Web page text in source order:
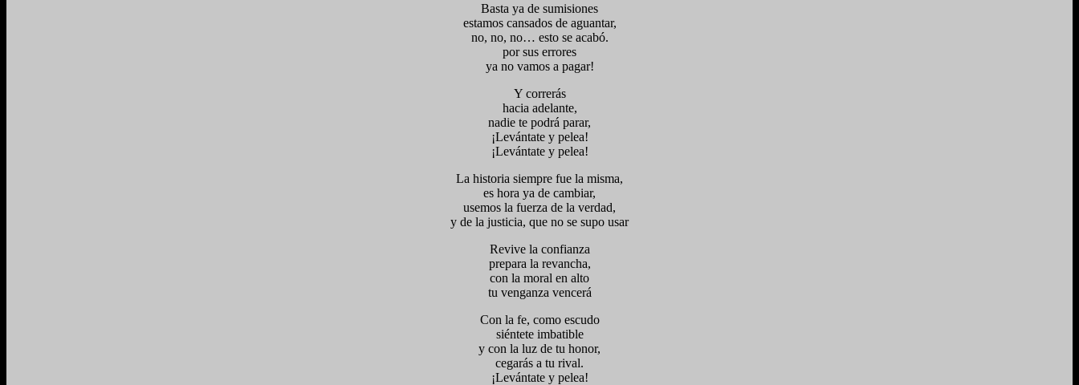
Basta ya de sumisiones
estamos cansados de aguantar,
no, no, no… esto se acabó.
por sus errores
ya no vamos a pagar!
Y correrás
hacia adelante,
nadie te podrá parar,
¡Levántate y pelea!
¡Levántate y pelea!
La historia siempre fue la misma,
es hora ya de cambiar,
usemos la fuerza de la verdad,
y de la justicia, que no se supo usar
Revive la confianza
prepara la revancha,
con la moral en alto
tu venganza vencerá
Con la fe, como escudo
siéntete imbatible
y con la luz de tu honor,
cegarás a tu rival.
¡Levántate y pelea!